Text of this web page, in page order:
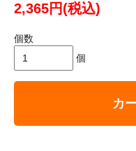
2,365円(税込)
個数
個
カ